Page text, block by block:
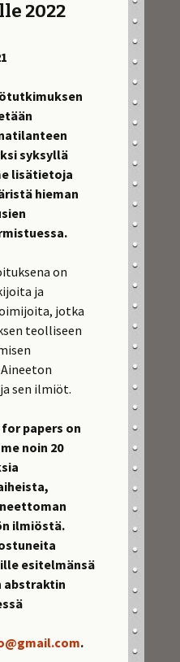
2022
syksyllä
lisätietoja
hieman
on
ja
jotka
teolliseen
sen ilmiöt.
papers on
noin 20
ilmiöstä.
esitelmänsä
abstraktin
.